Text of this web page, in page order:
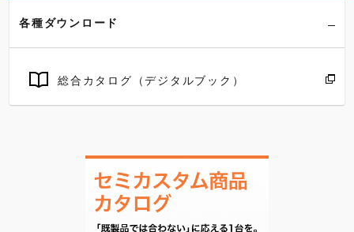
各種ダウンロード
総合カタログ（デジタルブック）